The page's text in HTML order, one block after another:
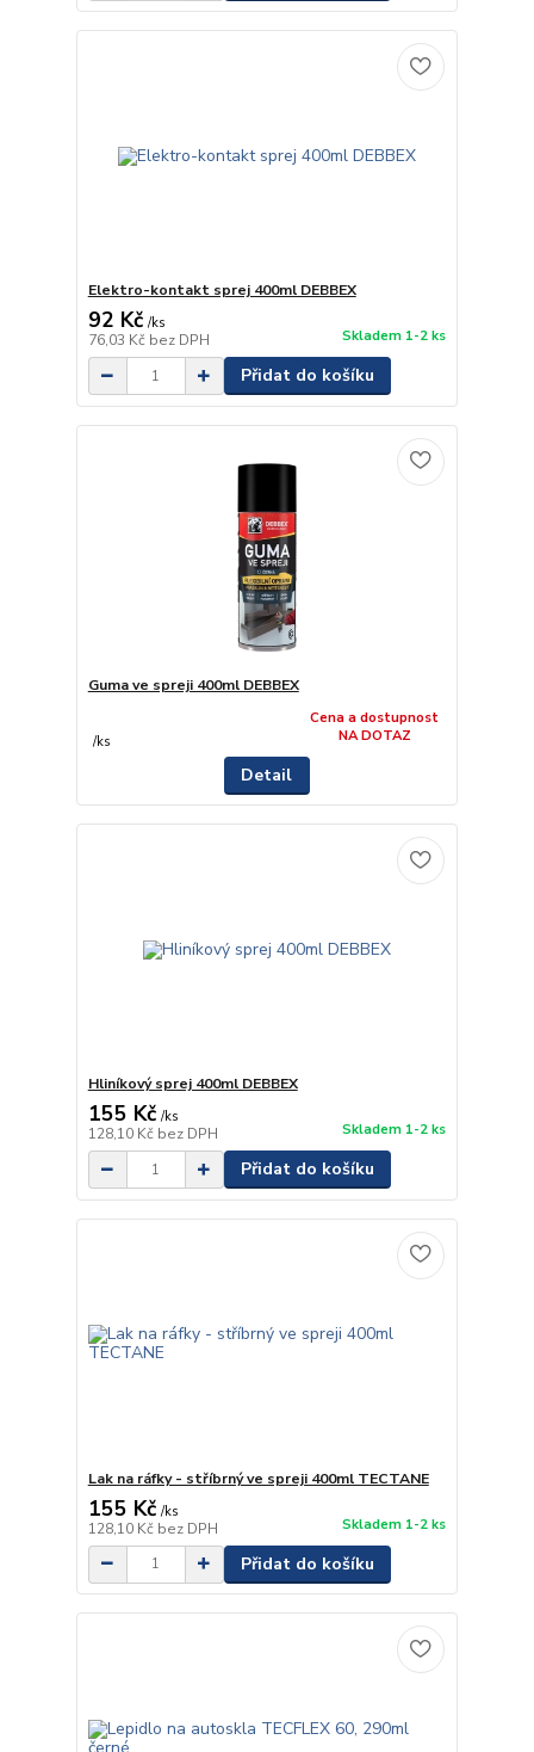
Elektro-kontakt sprej 400ml DEBBEX
92 Kč /ks
76,03 Kč bez DPH Skladem 1-2 ks
Přidat do košíku
Guma ve spreji 400ml DEBBEX
/ks
Cena a dostupnost
NA DOTAZ
Detail
Hliníkový sprej 400ml DEBBEX
155 Kč /ks
128,10 Kč bez DPH Skladem 1-2 ks
Přidat do košíku
Lak na ráfky - stříbrný ve spreji 400ml TECTANE
155 Kč /ks
128,10 Kč bez DPH Skladem 1-2 ks
Přidat do košíku